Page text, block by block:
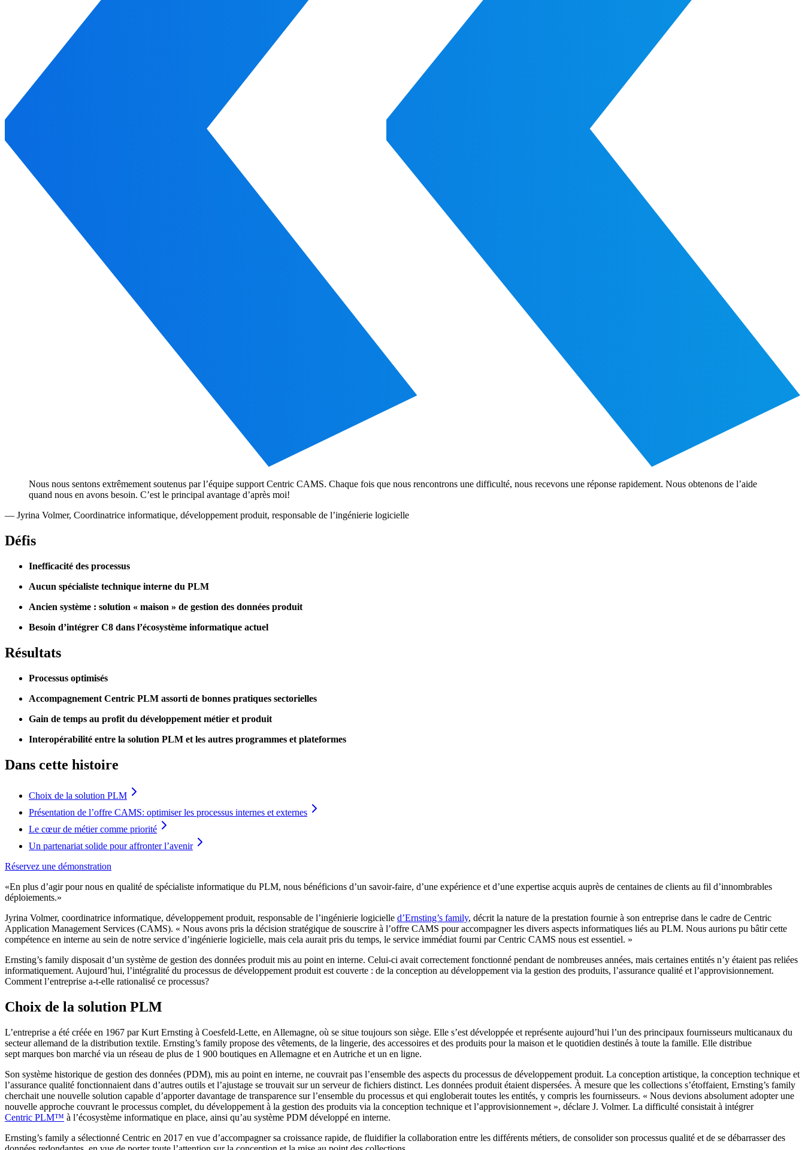
Nous nous sentons extrêmement soutenus par l’équipe support Centric CAMS. Chaque fois que nous rencontrons une difficulté, nous recevons une réponse rapidement. Nous obtenons de l’aide
quand nous en avons besoin. C’est le principal avantage d’après moi!
— Jyrina Volmer, Coordinatrice informatique, développement produit, responsable de l’ingénierie logicielle
Défis
Inefficacité des processus
Aucun spécialiste technique interne du PLM
Ancien système : solution « maison » de gestion des données produit
Besoin d’intégrer C8 dans l’écosystème informatique actuel
Résultats
Processus optimisés
Accompagnement Centric PLM assorti de bonnes pratiques sectorielles
Gain de temps au profit du développement métier et produit
Interopérabilité entre la solution PLM et les autres programmes et plateformes
Dans cette histoire
Choix de la solution PLM
Présentation de l’offre CAMS: optimiser les processus internes et externes
Le cœur de métier comme priorité
Un partenariat solide pour affronter l’avenir
Réservez une démonstration
«En plus d’agir pour nous en qualité de spécialiste informatique du PLM, nous bénéficions d’un savoir-faire, d’une expérience et d’une expertise acquis auprès de centaines de clients au fil d’innombrables
déploiements.»
Jyrina Volmer, coordinatrice informatique, développement produit, responsable de l’ingénierie logicielle d’Ernsting’s family, décrit la nature de la prestation fournie à son entreprise dans le cadre de Centric
Application Management Services (CAMS). « Nous avons pris la décision stratégique de souscrire à l’offre CAMS pour accompagner les divers aspects informatiques liés au PLM. Nous aurions pu bâtir cette
compétence en interne au sein de notre service d’ingénierie logicielle, mais cela aurait pris du temps, le service immédiat fourni par Centric CAMS nous est essentiel. »
Ernsting’s family disposait d’un système de gestion des données produit mis au point en interne. Celui-ci avait correctement fonctionné pendant de nombreuses années, mais certaines entités n’y étaient pas reliées
informatiquement. Aujourd’hui, l’intégralité du processus de développement produit est couverte : de la conception au développement via la gestion des produits, l’assurance qualité et l’approvisionnement.
Comment l’entreprise a-t-elle rationalisé ce processus?
Choix de la solution PLM
L’entreprise a été créée en 1967 par Kurt Ernsting à Coesfeld-Lette, en Allemagne, où se situe toujours son siège. Elle s’est développée et représente aujourd’hui l’un des principaux fournisseurs multicanaux du
secteur allemand de la distribution textile. Ernsting’s family propose des vêtements, de la lingerie, des accessoires et des produits pour la maison et le quotidien destinés à toute la famille. Elle distribue
sept marques bon marché via un réseau de plus de 1 900 boutiques en Allemagne et en Autriche et un en ligne.
Son système historique de gestion des données (PDM), mis au point en interne, ne couvrait pas l’ensemble des aspects du processus de développement produit. La conception artistique, la conception technique et
l’assurance qualité fonctionnaient dans d’autres outils et l’ajustage se trouvait sur un serveur de fichiers distinct. Les données produit étaient dispersées. À mesure que les collections s’étoffaient, Ernsting’s family
cherchait une nouvelle solution capable d’apporter davantage de transparence sur l’ensemble du processus et qui engloberait toutes les entités, y compris les fournisseurs. « Nous devions absolument adopter une
nouvelle approche couvrant le processus complet, du développement à la gestion des produits via la conception technique et l’approvisionnement », déclare J. Volmer. La difficulté consistait à intégrer
Centric PLM™ à l’écosystème informatique en place, ainsi qu’au système PDM développé en interne.
Ernsting’s family a sélectionné Centric en 2017 en vue d’accompagner sa croissance rapide, de fluidifier la collaboration entre les différents métiers, de consolider son processus qualité et de se débarrasser des